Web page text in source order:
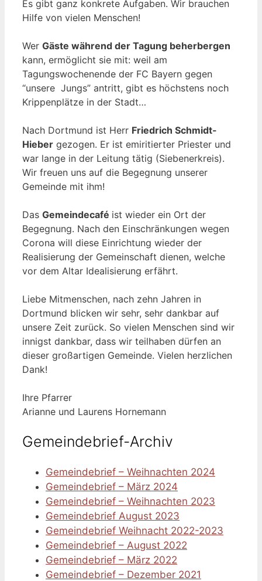
Es gibt ganz konkrete Aufgaben. Wir brauchen
Hilfe von vielen Menschen!
Wer Gäste während der Tagung beherbergen
kann, ermöglicht sie mit: weil am
Tagungswochenende der FC Bayern gegen
“unsere Jungs” antritt, gibt es höchstens noch
Krippenplätze in der Stadt…
Nach Dortmund ist Herr Friedrich Schmidt-
Hieber gezogen. Er ist emiritierter Priester und
war lange in der Leitung tätig (Siebenerkreis).
Wir freuen uns auf die Begegnung unserer
Gemeinde mit ihm!
Das Gemeindecafé ist wieder ein Ort der
Begegnung. Nach den Einschränkungen wegen
Corona will diese Einrichtung wieder der
Realisierung der Gemeinschaft dienen, welche
vor dem Altar Idealisierung erfährt.
Liebe Mitmenschen, nach zehn Jahren in
Dortmund blicken wir sehr, sehr dankbar auf
unsere Zeit zurück. So vielen Menschen sind wir
innigst dankbar, dass wir teilhaben dürfen an
dieser großartigen Gemeinde. Vielen herzlichen
Dank!
Ihre Pfarrer
Arianne und Laurens Hornemann
Gemeindebrief-Archiv
Gemeindebrief – Weihnachten 2024
Gemeindebrief – März 2024
Gemeindebrief – Weihnachten 2023
Gemeindebrief August 2023
Gemeindebrief Weihnacht 2022-2023
Gemeindebrief – August 2022
Gemeindebrief – März 2022
Gemeindebrief – Dezember 2021